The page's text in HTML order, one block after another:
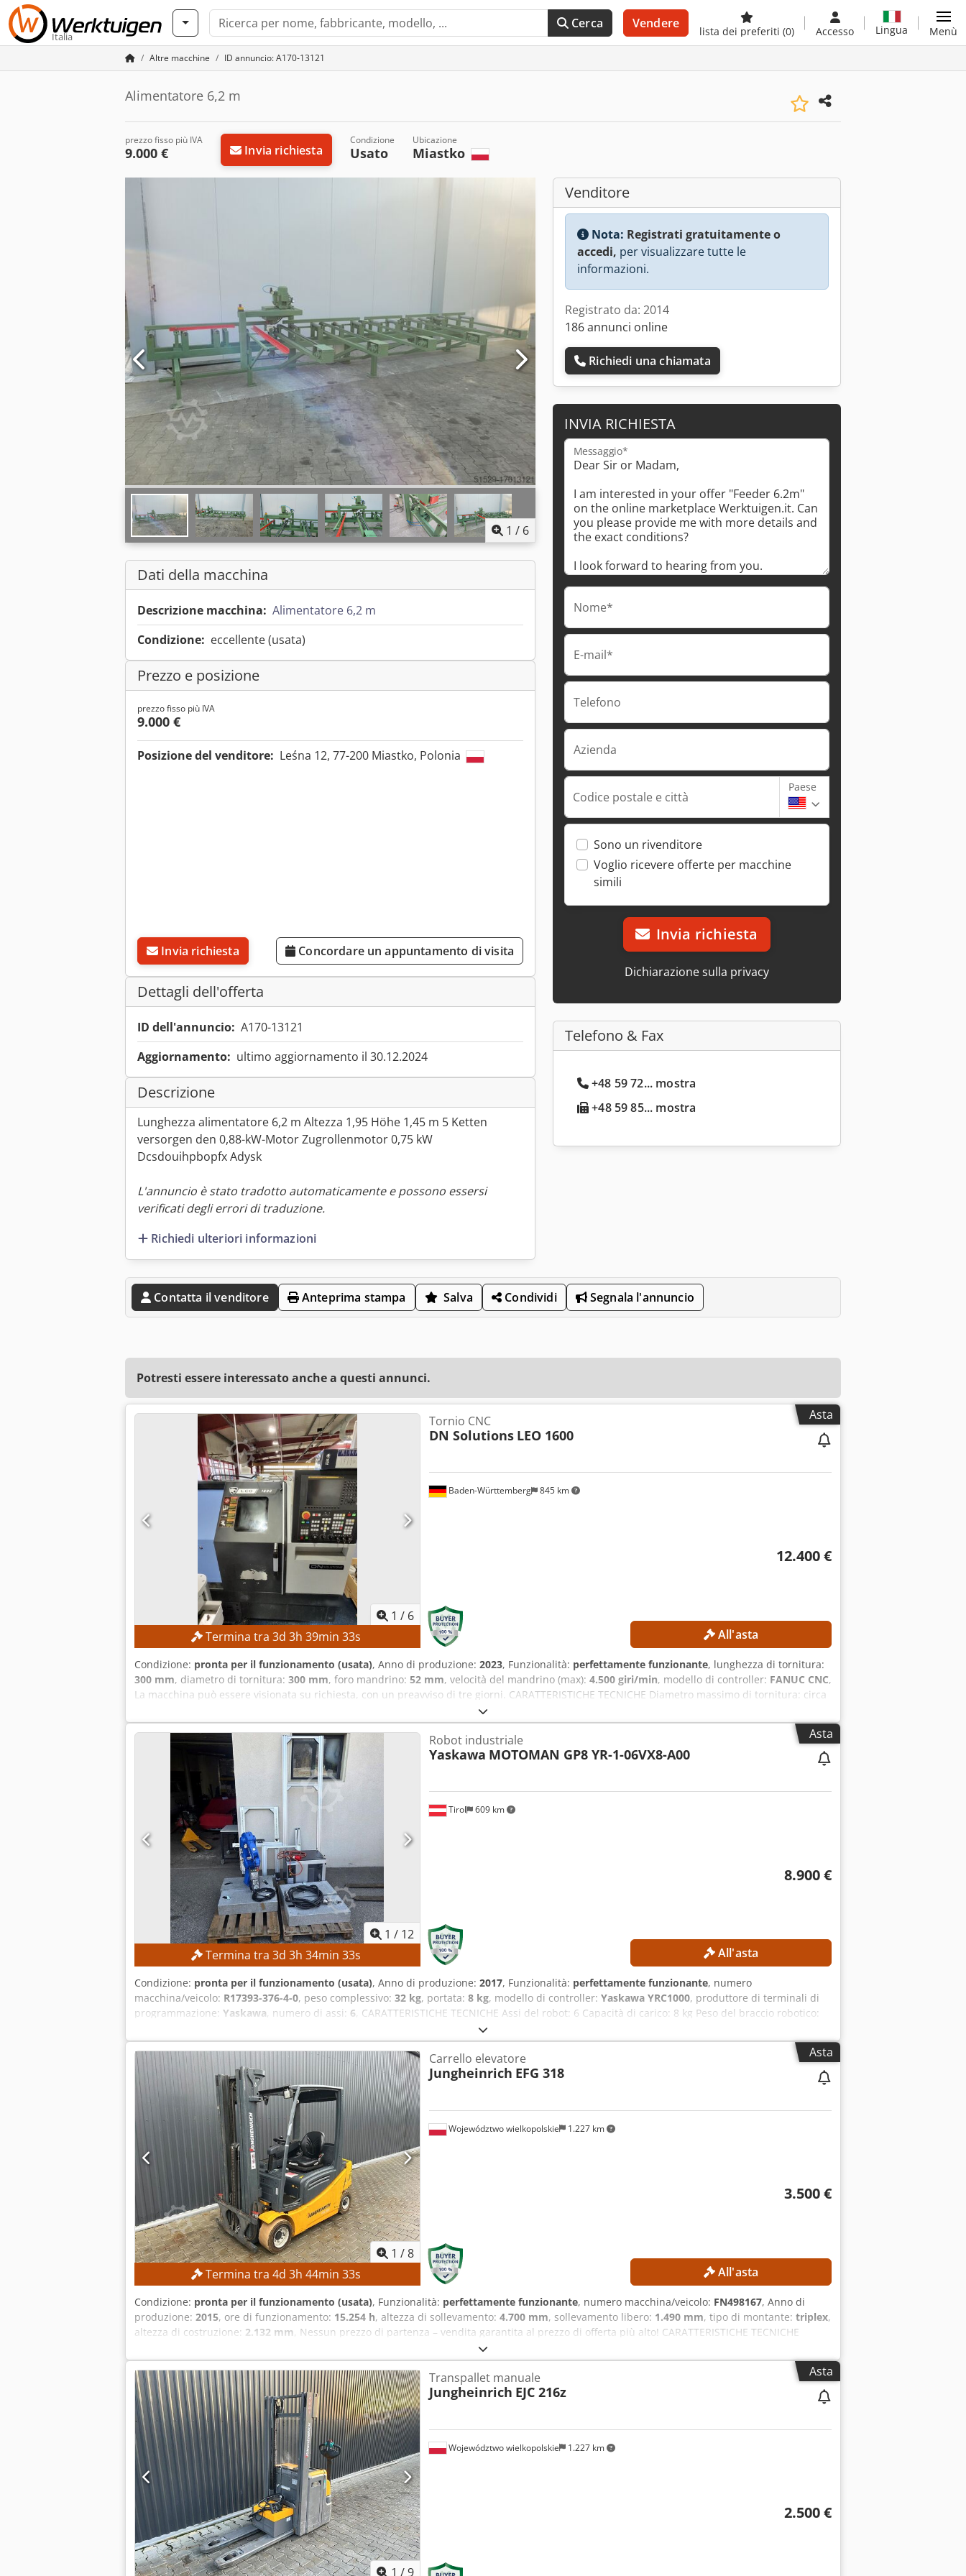
Italia
Cerca Vendere
lista dei preferiti (0) Accesso Lingua Menù
Altre macchine ID annuncio: A170-13121
Alimentatore 6,2 m
prezzo fisso più IVA
9.000 € Invia richiesta
Condizione
Usato
Ubicazione
Miastko
1 / 6
Dati della macchina
Descrizione macchina: Alimentatore 6,2 m
Condizione: eccellente (usata)
Prezzo e posizione
prezzo fisso più IVA
9.000 €
Posizione del venditore: Leśna 12, 77-200 Miastko, Polonia
Invia richiesta Concordare un appuntamento di visita
Dettagli dell'offerta
ID dell'annuncio: A170-13121
Aggiornamento: ultimo aggiornamento il 30.12.2024
Descrizione
Lunghezza alimentatore 6,2 m Altezza 1,95 Höhe 1,45 m 5 Ketten
versorgen den 0,88-kW-Motor Zugrollenmotor 0,75 kW
Dcsdouihpbopfx Adysk
L'annuncio è stato tradotto automaticamente e possono essersi
verificati degli errori di traduzione.
Richiedi ulteriori informazioni
Venditore
Nota: Registrati gratuitamente o
accedi, per visualizzare tutte le
informazioni.
Registrato da: 2014
186 annunci online
Richiedi una chiamata
INVIA RICHIESTA
Messaggio*
Nome*
E-mail*
Telefono
Azienda
Codice postale e città
Paese
Sono un rivenditore
Voglio ricevere offerte per macchine
simili
Invia richiesta
Dichiarazione sulla privacy
Telefono & Fax
+48 59 72... mostra
+48 59 85... mostra
Contatta il venditore Anteprima stampa Salva Condividi Segnala l'annuncio
Potresti essere interessato anche a questi annunci.
Asta
1 / 6
Termina tra 3d 3h 39min 33s
Baden-Württemberg 845 km
Tornio CNC
DN Solutions LEO 1600
12.400 €
All'asta
Condizione: pronta per il funzionamento (usata), Anno di produzione: 2023, Funzionalità: perfettamente funzionante, lunghezza di tornitura:
300 mm, diametro di tornitura: 300 mm, foro mandrino: 52 mm, velocità del mandrino (max): 4.500 giri/min, modello di controller: FANUC CNC,
La macchina può essere visionata su richiesta, con un preavviso di tre giorni. CARATTERISTICHE TECNICHE Diametro massimo di tornitura: circa
300 mm Lunghezza massima di tornitura: circa 300 mm Diametro del foro del mandrino: circa 52 mm Velocità massima del mandrino
principale: 4.500 giri/min Torretta portautensili: 12 posizioni DATI TECNICI DELLA MACCHINA Controllo: FANUC CNC Peso della macchina: circa
2.200 kg Ore di funzionamento: circa 6.458 h Ore del mandrino: circa 4.300 h Tensione: AC 380 V (con o senza trasformatore) Potenza nominale:
14,97 kVA Corrente a pieno carico: 22,74 A Capacità di interruzione: 5 kA Capacità di sopportazione ai cortocircuiti: 10 kA Potenza del motore
elettrico secondo il produttore: 7,5 kW ACCESSORI Documentazione tecnica Djdsznb Ntjpfx Adyjck Mandrino principale ad alte prestazioni
Costruzione robusta della macchina per garantire elevata precisione dimensionale Torretta portautensili con indicizzazione rapida Design
compatto che richiede poco spazio Controllo CNC di facile utilizzo Elevata affidabilità Bassi costi di manutenzione Documentazione tecnica
completa
Asta
1 / 12
Termina tra 3d 3h 34min 33s
Tirol 609 km
Robot industriale
Yaskawa MOTOMAN GP8 YR-1-06VX8-A00
8.900 €
All'asta
Condizione: pronta per il funzionamento (usata), Anno di produzione: 2017, Funzionalità: perfettamente funzionante, numero
macchina/veicolo: R17393-376-4-0, peso complessivo: 32 kg, portata: 8 kg, modello di controller: Yaskawa YRC1000, produttore di terminali di
programmazione: Yaskawa, numero di assi: 6, CARATTERISTICHE TECNICHE Assi del robot: 6 Capacità di carico: 8 kg Peso del braccio robotico:
32 kg CARATTERISTICHE DELLA MACCHINA Sistema di controllo: Yaskawa YRC1000 Produttore del dispositivo di programmazione manuale:
Yaskawa Alimentazione: 3 fasi CA 380–440 V, 50/60 Hz Corrente di ingresso: 15 A Corrente massima di protezione da sovraccarico del
dispositivo: 15 A Corrente di cortocircuito: 2,5 kA Tipo di alimentatore: ERAR-1000-06VX8-E10 Dcsdpfxozmwafo Adyok DOTAZIONI Braccio
robotico Yaskawa Motoman GP8 Sistema di controllo robotico Yaskawa YRC1000
Asta
1 /8
Termina tra 4d 3h 44min 33s
Województwo wielkopolskie 1.227 km
Carrello elevatore
Jungheinrich EFG 318
3.500 €
All'asta
Condizione: pronta per il funzionamento (usata), Funzionalità: perfettamente funzionante, numero macchina/veicolo: FN498167, Anno di
produzione: 2015, ore di funzionamento: 15.254 h, altezza di sollevamento: 4.700 mm, sollevamento libero: 1.490 mm, tipo di montante: triplex,
altezza di costruzione: 2.132 mm, Nessun prezzo di partenza – vendita garantita al prezzo di offerta più alto! CARATTERISTICHE TECNICHE
Dedpfjzrlxgex Adyeck Altezza massima di sollevamento: 1.490 mm Altezza di sollevamento: 4.700 mm Altezza complessiva: 2.132 mm
CARATTERISTICHE DELLA MACCHINA Tipo di montante: Triplex Tensione della batteria: 48 V Capacità della batteria: 625 Ah Anno di
fabbricazione della batteria: 2015 Valvole idrauliche: 3a/4a valvola sul supporto delle forche Ore di funzionamento: 15.254 ore ACCESSORI
Montante triplex con altezza massima di sollevamento 3a/4a valvola idraulica sul supporto delle forche Caricabatterie Riferimento esterno:
SL9789SP
Asta
1 /9
Województwo wielkopolskie 1.227 km
Transpallet manuale
Jungheinrich EJC 216z
2.500 €